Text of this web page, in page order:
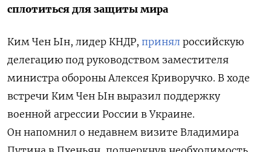
сплотиться для защиты мира
Ким Чен Ын, лидер КНДР, принял российскую
делегацию под руководством заместителя
министра обороны Алексея Криворучко. В ходе
встречи Ким Чен Ын выразил поддержку
военной агрессии России в Украине.
Он напомнил о недавнем визите Владимира